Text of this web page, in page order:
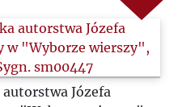
J
K
Józefa